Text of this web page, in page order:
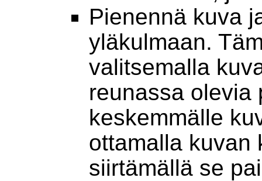
Pienennä kuva
yläkulmaan.
valitsemalla
reunassa olevia
keskemmälle
ottamalla kuvan
siirtämällä se